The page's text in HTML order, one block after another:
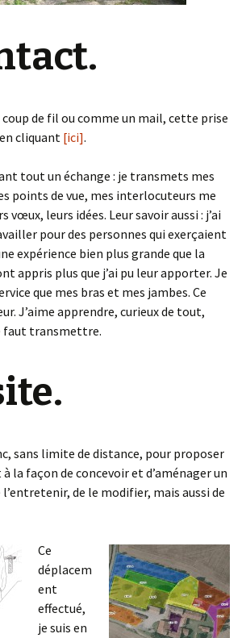
de fil ou comme un mail, cette prise
cliquant [ici].
tout un échange : je transmets mes
points de vue, mes interlocuteurs me
leurs idées. Leur savoir aussi : j’ai
pour des personnes qui exerçaient
expérience bien plus grande que la
appris plus que j’ai pu leur apporter. Je
que mes bras et mes jambes. Ce
J’aime apprendre, curieux de tout,
faut transmettre.
sans limite de distance, pour proposer
la façon de concevoir et d’aménager un
de le modifier, mais aussi de
Ce
déplacem
ent
effectué,
je suis en